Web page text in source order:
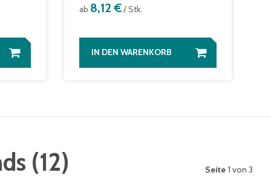
ab 8,12 €/ Stk.
IN DEN WARENKORB
(12) Seite 1 von 3